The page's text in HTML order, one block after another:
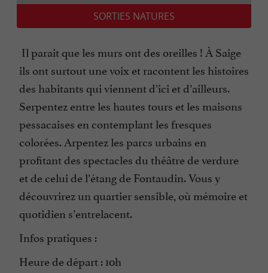
SORTIES NATURES
Il parait que les murs ont des oreilles ! À Saige
ils ont surtout une voix et racontent les histoires
des habitants qui viennent d’ici et d’ailleurs.
Serpentez entre les hautes tours et les maisons
pessacaises en contemplant les fresques
colorées. Arpentez les parcs urbains en
profitant des spectacles du théâtre de verdure
et de celui de l’étang de Fontaudin. Vous y
découvrirez un quartier sensible, où mémoire et
quotidien s’entrelacent.
Infos pratiques :
Heure de départ : 10h